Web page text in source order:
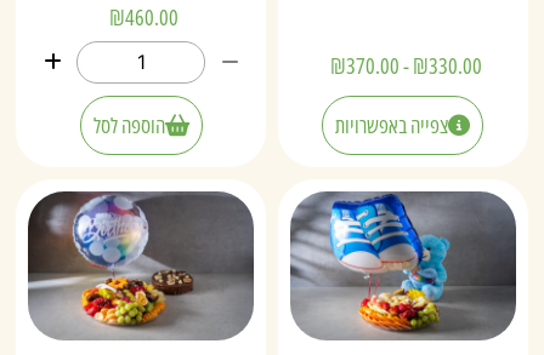
₪330.00
-
₪370.00
צפייה באפשרויות
₪460.00
הוספה לסל